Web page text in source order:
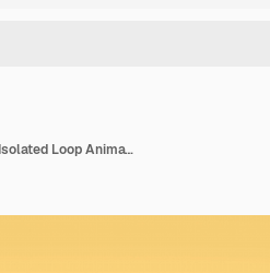
Yellow Style Man Flat Character Driving Convertible Car. Isolated Loop Animation with Alpha Channel